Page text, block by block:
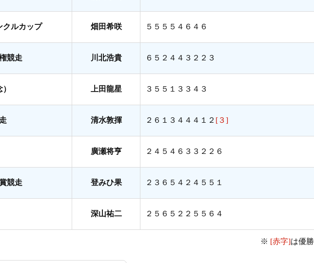
クルカップ 畑田希咲 ５５５５４６４６
競走 川北浩貴 ６５２４４３２２３
上田龍星 ３５５１３３４３
清水敦揮 ２６１３４４４１２ [３]
廣瀬将亨 ２４５４６３３２２６
競走 登みひ果 ２３６５４２４５５１
深山祐二 ２５６５２２５５６４
※ [赤字]は優